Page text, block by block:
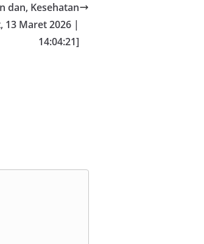
dan, Kesehatan
13 Maret 2026 |
14:04:21]